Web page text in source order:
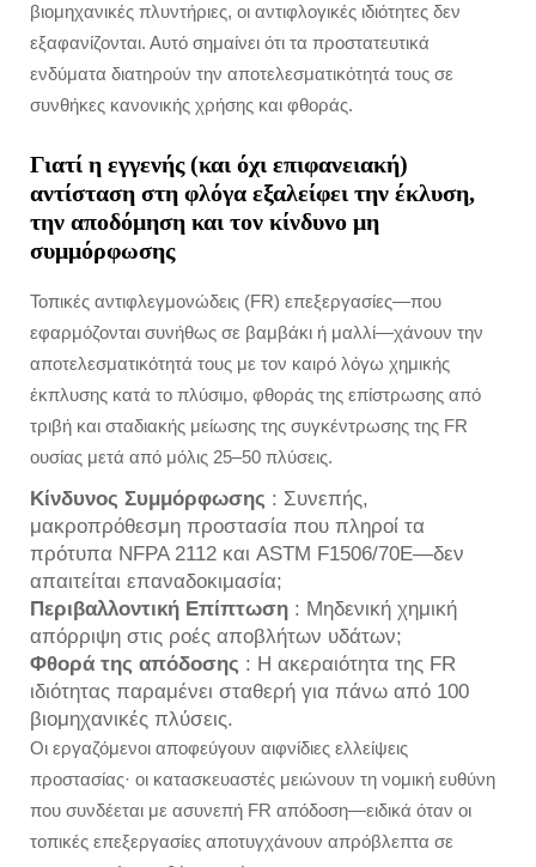
βιομηχανικές πλυντήριες, οι αντιφλογικές ιδιότητες δεν
εξαφανίζονται. Αυτό σημαίνει ότι τα προστατευτικά
ενδύματα διατηρούν την αποτελεσματικότητά τους σε
συνθήκες κανονικής χρήσης και φθοράς.
Γιατί η εγγενής (και όχι επιφανειακή)
αντίσταση στη φλόγα εξαλείφει την έκλυση,
την αποδόμηση και τον κίνδυνο μη
συμμόρφωσης
Τοπικές αντιφλεγμονώδεις (FR) επεξεργασίες—που
εφαρμόζονται συνήθως σε βαμβάκι ή μαλλί—χάνουν την
αποτελεσματικότητά τους με τον καιρό λόγω χημικής
έκπλυσης κατά το πλύσιμο, φθοράς της επίστρωσης από
τριβή και σταδιακής μείωσης της συγκέντρωσης της FR
ουσίας μετά από μόλις 25–50 πλύσεις.
Κίνδυνος Συμμόρφωσης : Συνεπής,
μακροπρόθεσμη προστασία που πληροί τα
πρότυπα NFPA 2112 και ASTM F1506/70E—δεν
απαιτείται επαναδοκιμασία;
Περιβαλλοντική Επίπτωση : Μηδενική χημική
απόρριψη στις ροές αποβλήτων υδάτων;
Φθορά της απόδοσης : Η ακεραιότητα της FR
ιδιότητας παραμένει σταθερή για πάνω από 100
βιομηχανικές πλύσεις.
Οι εργαζόμενοι αποφεύγουν αιφνίδιες ελλείψεις
προστασίας· οι κατασκευαστές μειώνουν τη νομική ευθύνη
που συνδέεται με ασυνεπή FR απόδοση—ειδικά όταν οι
τοπικές επεξεργασίες αποτυγχάνουν απρόβλεπτα σε